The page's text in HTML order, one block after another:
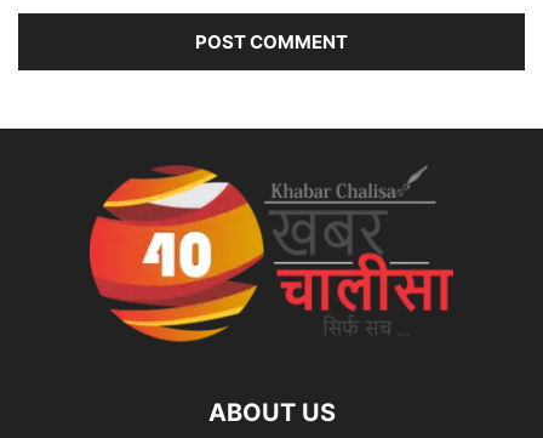
ABOUT US